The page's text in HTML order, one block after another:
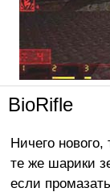
BioRifle
Ничего
те же шарики
если